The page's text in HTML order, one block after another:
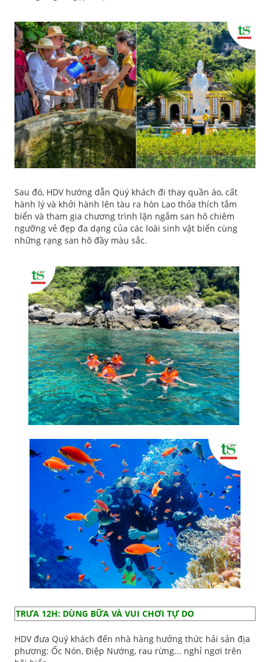
Sau đó, HDV hướng dẫn Quý khách đi thay quần áo, cất
hành lý và khởi hành lên tàu ra hòn Lao thỏa thích tắm
biển và tham gia chương trình lặn ngắm san hô chiêm
ngưỡng vẻ đẹp đa dạng của các loài sinh vật biển cùng
những rạng san hô đầy màu sắc.
TRƯA 12H: DÙNG BỮA VÀ VUI CHƠI TỰ DO
HDV đưa Quý khách đến nhà hàng hưởng thức hải sản địa
phương: Ốc Nón, Điệp Nướng, rau rừng... nghỉ ngơi trên